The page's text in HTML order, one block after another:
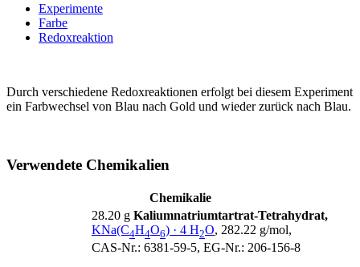
Experimente
Farbe
Redoxreaktion
Durch verschiedene Redoxreaktionen erfolgt bei diesem Experiment
ein Farbwechsel von Blau nach Gold und wieder zurück nach Blau.
Verwendete Chemikalien
Chemikalie
28.20 g Kaliumnatriumtartrat-Tetrahydrat,
KNa(C4H4O6) · 4 H2O, 282.22 g/mol,
CAS‑Nr.: 6381‑59‑5, EG‑Nr.: 206‑156‑8